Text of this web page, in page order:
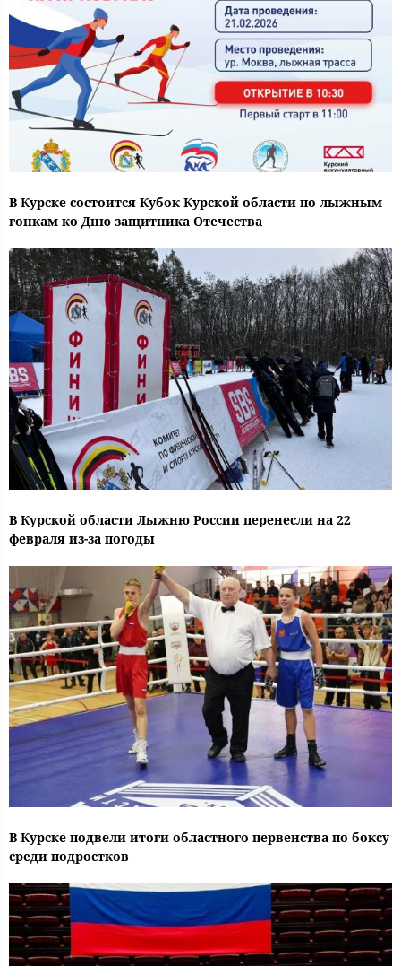
В Курске состоится Кубок Курской области по лыжным
гонкам ко Дню защитника Отечества
В Курской области Лыжню России перенесли на 22
февраля из-за погоды
В Курске подвели итоги областного первенства по боксу
среди подростков